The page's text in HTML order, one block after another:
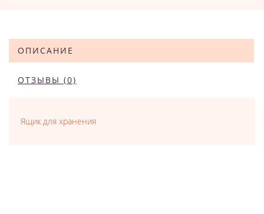
ОПИСАНИЕ
ОТЗЫВЫ (0)
Ящик для хранения